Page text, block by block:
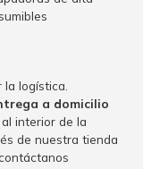
logística.
a domicilio
interior de la
de nuestra tienda